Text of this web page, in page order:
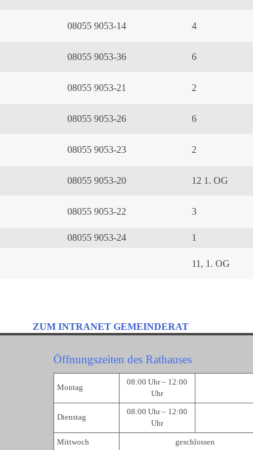
08055 9053-14 4
08055 9053-36 6
08055 9053-21 2
08055 9053-26 6
08055 9053-23 2
08055 9053-20 12 1. OG
08055 9053-22 3
08055 9053-24 1
11, 1. OG
ZUM INTRANET GEMEINDERAT
Öffnungszeiten des Rathauses
Montag
08:00 Uhr – 12:00
Uhr
Dienstag
08:00 Uhr – 12:00
Uhr
Mittwoch geschlossen